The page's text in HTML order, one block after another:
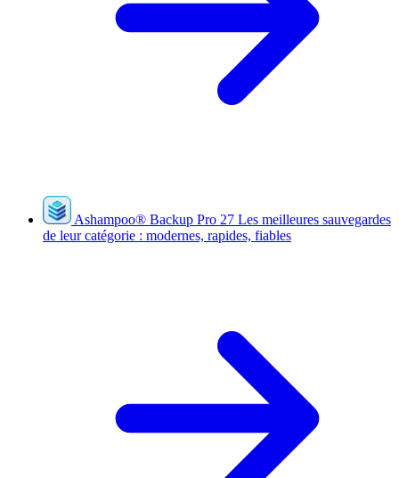
Ashampoo® Backup Pro 27 Les meilleures sauvegardes
de leur catégorie : modernes, rapides, fiables